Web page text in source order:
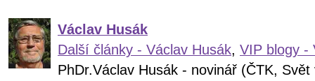
Václav Husák
Další články - Václav Husák, VIP blogy -
PhDr.Václav Husák - novinář (ČTK,